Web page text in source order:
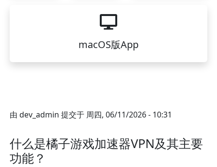
macOS版App
由 dev_admin 提交于 周四, 06/11/2026 - 10:31
什么是橘子游戏加速器VPN及其主要
功能？